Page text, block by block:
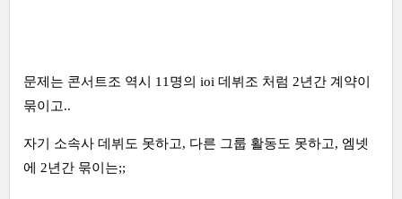
문제는 콘서트조 역시 11명의 ioi 데뷔조 처럼 2년간 계약이
묶이고..
자기 소속사 데뷔도 못하고, 다른 그룹 활동도 못하고, 엠넷
에 2년간 묶이는;;